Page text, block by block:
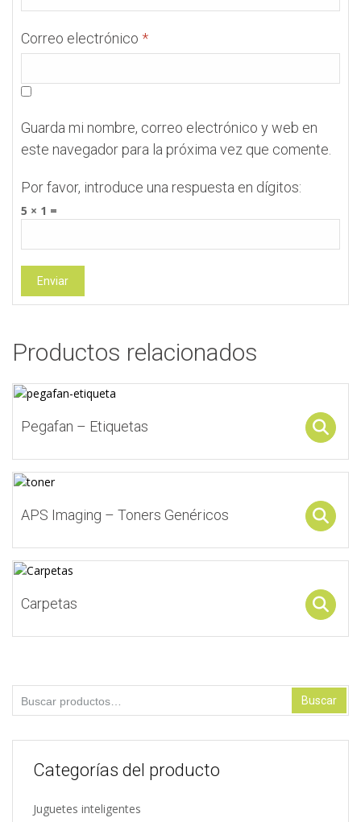
Correo electrónico *
Guarda mi nombre, correo electrónico y web en
este navegador para la próxima vez que comente.
Por favor, introduce una respuesta en dígitos:
5 × 1 =
Productos relacionados
Pegafan – Etiquetas
APS Imaging – Toners Genéricos
Carpetas
por:
Buscar
Categorías del producto
Juguetes inteligentes